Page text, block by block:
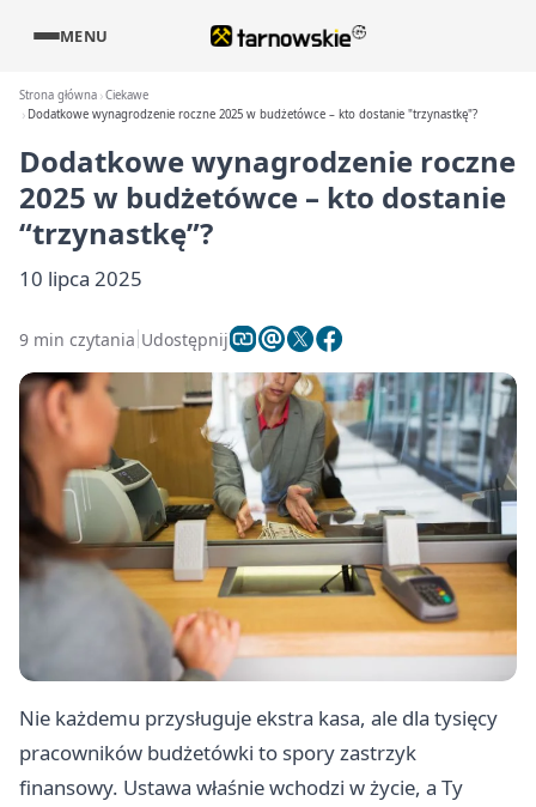
MENU
Strona główna Ciekawe
Dodatkowe wynagrodzenie roczne 2025 w budżetówce – kto dostanie "trzynastkę"?
Dodatkowe wynagrodzenie roczne
2025 w budżetówce – kto dostanie
“trzynastkę”?
10 lipca 2025
9 min czytania Udostępnij
Nie każdemu przysługuje ekstra kasa, ale dla tysięcy
pracowników budżetówki to spory zastrzyk
finansowy. Ustawa właśnie wchodzi w życie, a Ty